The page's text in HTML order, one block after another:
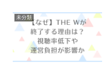
未分類